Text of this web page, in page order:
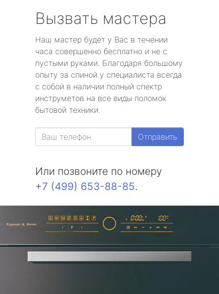
Вызвать мастера
Наш мастер будет у Вас в течении
часа совершенно бесплатно и не с
пустыми руками. Благодаря большому
опыту за спиной у специалиста всегда
с собой в наличии полный спектр
инструметов на все виды поломок
бытовой техники.
Отправить
Или позвоните по номеру
+7 (499) 653-88-85.